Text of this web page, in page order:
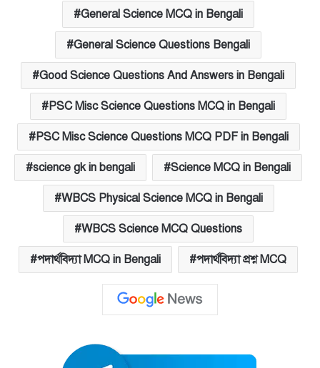
General Science MCQ in Bengali
General Science Questions Bengali
Good Science Questions And Answers in Bengali
PSC Misc Science Questions MCQ in Bengali
PSC Misc Science Questions MCQ PDF in Bengali
science gk in bengali Science MCQ in Bengali
WBCS Physical Science MCQ in Bengali
WBCS Science MCQ Questions
পদার্থবিদ্যা MCQ in Bengali পদার্থবিদ্যা প্রশ্ন MCQ